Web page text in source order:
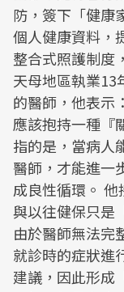
防，簽下「健康
個人健康資料，
整合式照護制度
天母地區執業13
的醫師，他表示
應該抱持一種
指的是，當病人
醫師，才能進一
成良性循環。 他
與以往健保只是
由於醫師無法完
就診時的症狀進
建議，因此形成